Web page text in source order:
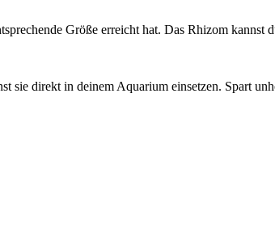
Größe erreicht hat. Das Rhizom kannst
sie direkt in deinem Aquarium einsetzen. Spart